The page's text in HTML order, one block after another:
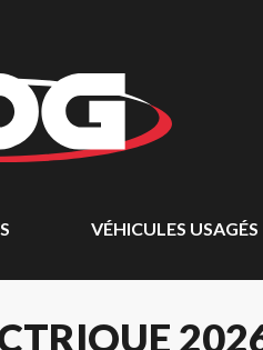
VÉHICULES USAGÉS